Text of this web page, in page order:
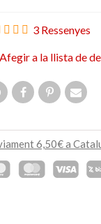
3 Ressenyes
Afegir a la llista de
6,50€ a